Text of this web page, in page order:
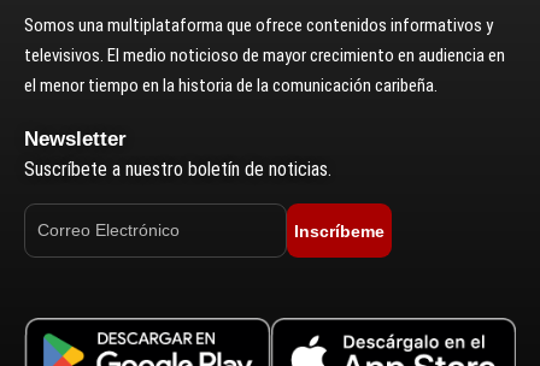
Somos una multiplataforma que ofrece contenidos informativos y
televisivos. El medio noticioso de mayor crecimiento en audiencia en
el menor tiempo en la historia de la comunicación caribeña.
Newsletter
Suscríbete a nuestro boletín de noticias.
Inscríbeme